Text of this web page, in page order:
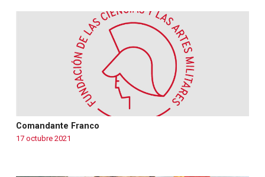
: Use of undefined constant php - assumed
'php' (this will throw an Error in a future version of PHP)
/var/www/fundcami.org/wp-
content/themes/fundcami/page-magacin.php
Comandante Franco
17 octubre 2021